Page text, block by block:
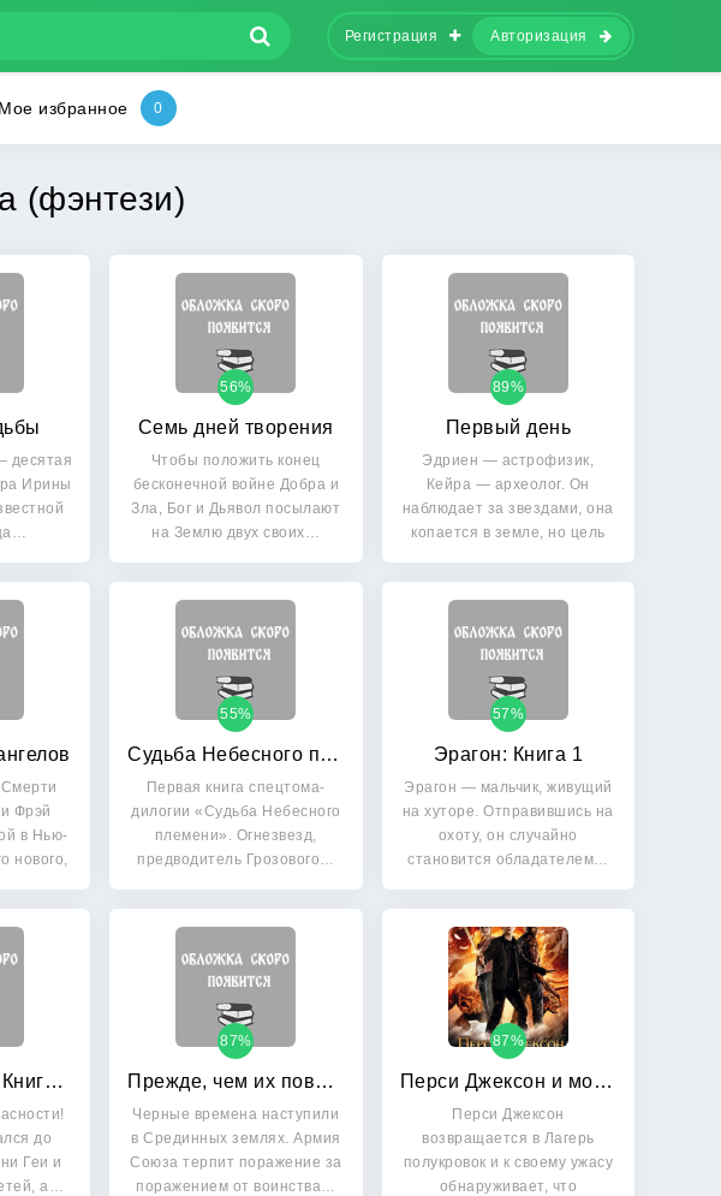
Регистрация Авторизация
Мое избранное
(фэнтези)
десятая
Ирины
Семь дней творения
56%
Чтобы положить конец
бесконечной войне Добра и
Зла, Бог и Дьявол посылают
на Землю двух своих…
Первый день
89%
Эдриен — астрофизик,
Кейра — археолог. Он
наблюдает за звездами, она
копается в земле, но цель
Фрэй
в Нью-
нового,
Судьба Небесного племени: Сомнение
55%
Первая книга спецтома-
дилогии «Судьба Небесного
племени». Огнезвезд,
предводитель Грозового…
Эрагон: Книга 1
57%
Эрагон — мальчик, живущий
на хуторе. Отправившись на
охоту, он случайно
становится обладателем…
Герои Олимпа: Книга 3. Метка Афины
до
Геи и
а…
Прежде, чем их повесят
87%
Черные времена наступили
в Срединных землях. Армия
Союза терпит поражение за
поражением от воинства…
Перси Джексон и море Чудовищ
87%
Перси Джексон
возвращается в Лагерь
полукровок и к своему ужасу
обнаруживает, что